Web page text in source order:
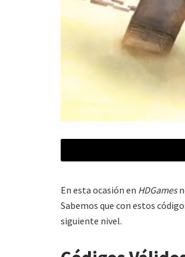
En esta ocasión en HDGames
Sabemos que con estos
siguiente nivel.